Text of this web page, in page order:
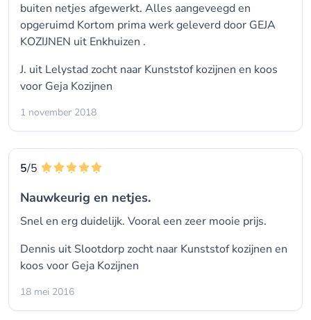
buiten netjes afgewerkt. Alles aangeveegd en
opgeruimd Kortom prima werk geleverd door GEJA
KOZIJNEN uit Enkhuizen .
J. uit Lelystad zocht naar Kunststof kozijnen en koos
voor Geja Kozijnen
1 november 2018
5/5
Nauwkeurig en netjes.
Snel en erg duidelijk. Vooral een zeer mooie prijs.
Dennis uit Slootdorp zocht naar Kunststof kozijnen en
koos voor Geja Kozijnen
18 mei 2016